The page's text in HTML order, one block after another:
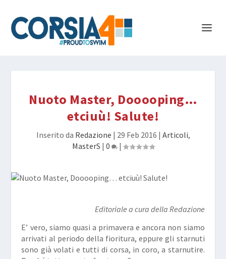
Nuoto Master, Dooooping…
etciuù! Salute!
Inserito da Redazione | 29 Feb 2016 | Articoli,
MasterS | 0 |
Editoriale a cura della Redazione
E’ vero, siamo quasi a primavera e ancora non siamo
arrivati al periodo della fioritura, eppure gli starnuti
sono già volati e tutti di corsa, in coro, a starnutire.